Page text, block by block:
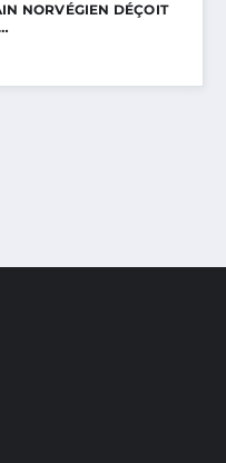
NORVÉGIEN DÉÇOIT